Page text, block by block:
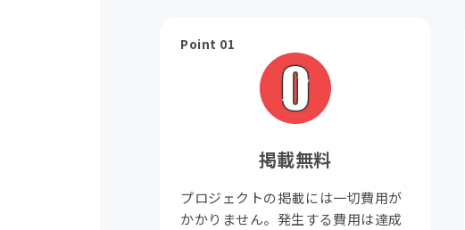
Point 01
掲載無料
プロジェクトの掲載には一切費用が
かかりません。発生する費用は達成